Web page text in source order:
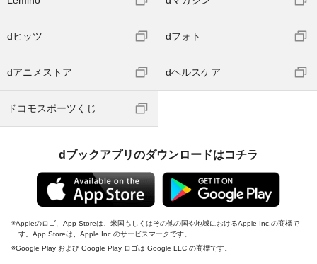
dヒッツ dフォト
dアニメストア dヘルスケア
ドコモスポーツくじ
dブックアプリのダウンロードはコチラ
Appleのロゴ、App Storeは、米国もしくはその他の国や地域におけるApple Inc.の商標で
す。App Storeは、Apple Inc.のサービスマークです。
Google Play および Google Play ロゴは Google LLC の商標です。